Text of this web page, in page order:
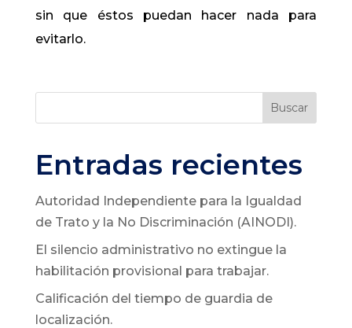
sin que éstos puedan hacer nada para
evitarlo.
Buscar
Entradas recientes
Autoridad Independiente para la Igualdad
de Trato y la No Discriminación (AINODI).
El silencio administrativo no extingue la
habilitación provisional para trabajar.
Calificación del tiempo de guardia de
localización.